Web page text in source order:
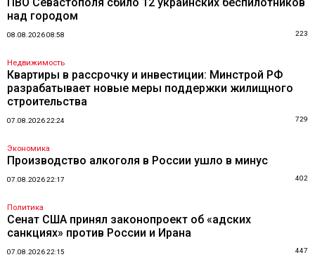
над городом
08.08.2026 08:58 223
Недвижимость
Квартиры в рассрочку и инвестиции: Минстрой РФ
разрабатывает новые меры поддержки жилищного
строительства
07.08.2026 22:24 729
Экономика
Производство алкоголя в России ушло в минус
07.08.2026 22:17 402
Политика
Сенат США принял законопроект об «адских
санкциях» против России и Ирана
07.08.2026 22:15 447